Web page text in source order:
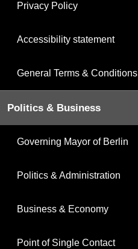
Privacy Policy
Accessibility statement
General Terms & Conditions
Politics & Business
Governing Mayor of Berlin
Politics & Administration
Business & Economy
Point of Single Contact